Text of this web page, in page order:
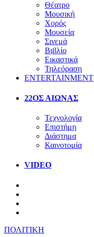
Θέατρο
Μουσική
Χορός
Μουσεία
Σινεμά
Βιβλίο
Εικαστικά
Τηλεόραση
ENTERTAINMENT
22ΟΣ ΑΙΩΝΑΣ
Τεχνολογία
Επιστήμη
Διάστημα
Καινοτομία
VIDEO
ΠΟΛΙΤΙΚΗ